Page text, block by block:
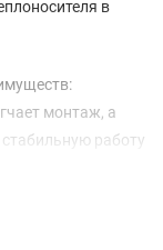
в
монтаж, а
работу
прибора или